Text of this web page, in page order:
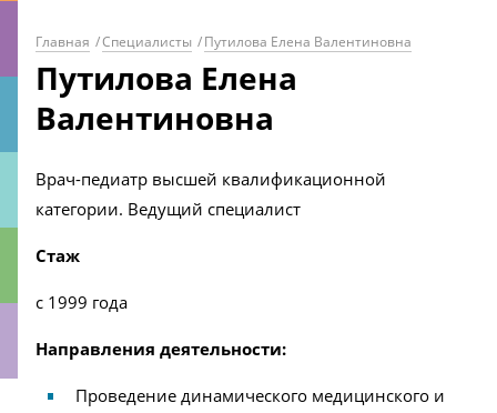
Главная /Специалисты /Путилова Елена Валентиновна
Путилова Елена
Валентиновна
Врач-педиатр высшей квалификационной
категории. Ведущий специалист
Стаж
с 1999 года
Направления деятельности:
Проведение динамического медицинского и